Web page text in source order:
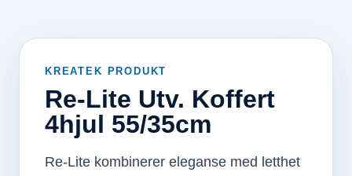
KREATEK PRODUKT
Re-Lite Utv. Koffert
4hjul 55/35cm
Re-Lite kombinerer eleganse med letthet